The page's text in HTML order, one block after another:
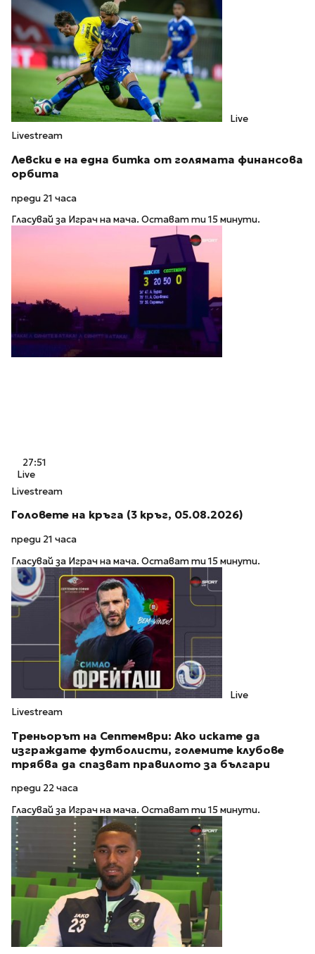
Live
Livestream
Левски е на една битка от голямата финансова
орбита
преди 21 часа
Гласувай за Играч на мача. Остават ти 15 минути.
27:51
Live
Livestream
Головете на кръга (3 кръг, 05.08.2026)
преди 21 часа
Гласувай за Играч на мача. Остават ти 15 минути.
Live
Livestream
Треньорът на Септември: Ако искате да
изграждате футболисти, големите клубове
трябва да спазват правилото за българи
преди 22 часа
Гласувай за Играч на мача. Остават ти 15 минути.